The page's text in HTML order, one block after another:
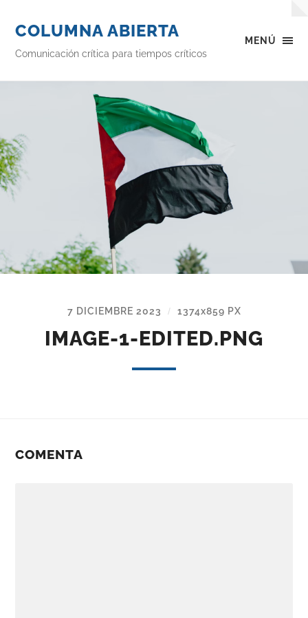
MENÚ
COLUMNA ABIERTA
Comunicación crítica para tiempos críticos
7 DICIEMBRE 2023 / 1374x859 PX
IMAGE-1-EDITED.PNG
COMENTA